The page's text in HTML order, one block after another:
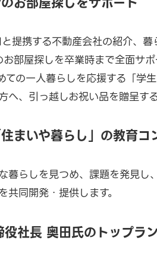
提携する不動産会社の紹介、
部屋探しを卒業時まで全面サ
ての一人暮らしを応援する「学
、引っ越しお祝い品を贈呈す
まいや暮らし」の教育コ
暮らしを見つめ、課題を発見し
同開発・提供します。
社長 奥田氏のトップラ